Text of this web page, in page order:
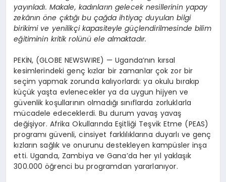
yayınladı. Makale, kadınların gelecek nesillerinin yapay
zekânın öne çıktığı bu çağda ihtiyaç duyulan bilgi
birikimi ve yenilikçi kapasiteyle güçlendirilmesinde bilim
eğitiminin kritik rolünü ele almaktadır.
PEKİN, (GLOBE NEWSWIRE) — Uganda’nın kırsal
kesimlerindeki genç kızlar bir zamanlar çok zor bir
seçim yapmak zorunda kalıyorlardı: ya okulu bırakıp
küçük yaşta evlenecekler ya da uygun hijyen ve
güvenlik koşullarının olmadığı sınıflarda zorluklarla
mücadele edeceklerdi. Bu durum yavaş yavaş
değişiyor. Afrika Okullarında Eşitliği Teşvik Etme (PEAS)
programı güvenli, cinsiyet farklılıklarına duyarlı ve genç
kızların sağlık ve onurunu destekleyen kampüsler inşa
etti. Uganda, Zambiya ve Gana’da her yıl yaklaşık
300.000 öğrenci bu programdan yararlanıyor.